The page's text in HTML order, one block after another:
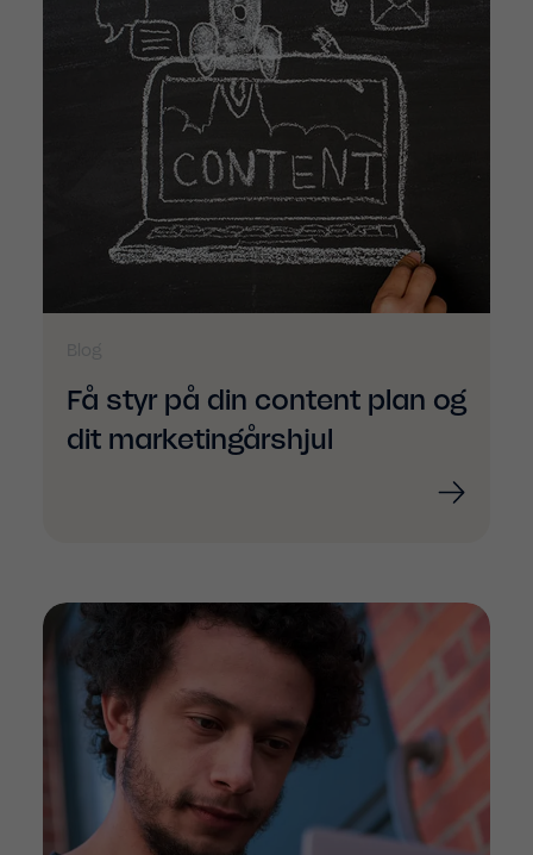
Få styr på din content plan og
dit marketingårshjul